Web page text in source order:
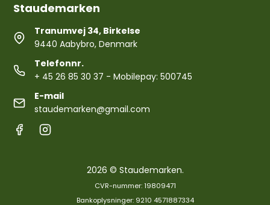
Staudemarken
Tranumvej 34, Birkelse
9440 Aabybro, Denmark
Telefonnr.
+ 45 26 85 30 37 - Mobilepay: 500745
E-mail
staudemarken@gmail.com
2026 © Staudemarken.
CVR-nummer: 19809471
Bankoplysninger: 9210 4571887334